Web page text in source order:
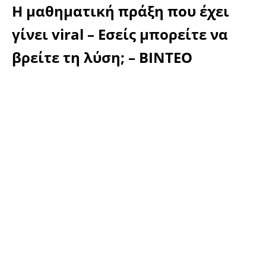
Η μαθηματική πράξη που έχει
γίνει viral – Εσείς μπορείτε να
βρείτε τη λύση; – ΒΙΝΤΕΟ